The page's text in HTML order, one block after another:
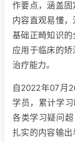
作要点，涵盖
内容直观易懂
基础正畸知识
应用于临床的
治疗能力。
自2022年07月
学员，累计学
各类学习疑问超
扎实的内容输出